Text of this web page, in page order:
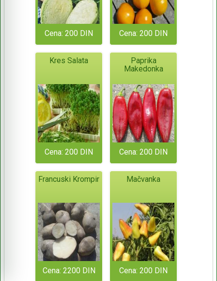
Cena: 200 DIN Cena: 200 DIN
Kres Salata
Cena: 200 DIN
Paprika
Makedonka
Cena: 200 DIN
Francuski Krompir
Cena: 2200 DIN
Mačvanka
Cena: 200 DIN